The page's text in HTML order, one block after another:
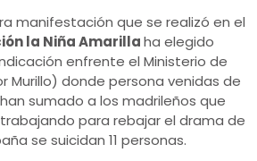
manifestación que se realizó en el
la Niña Amarillaha elegido
enfrente el Ministerio de
Murillo) donde persona venidas de
sumado a los madrileños que
para rebajar el drama de
se suicidan 11 personas.